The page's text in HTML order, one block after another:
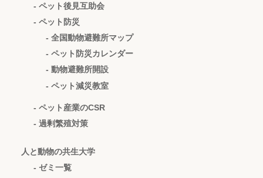
- ペット後見互助会
- ペット防災
- 全国動物避難所マップ
- ペット防災カレンダー
- 動物避難所開設
- ペット減災教室
- ペット産業のCSR
- 過剰繁殖対策
人と動物の共生大学
- ゼミ一覧